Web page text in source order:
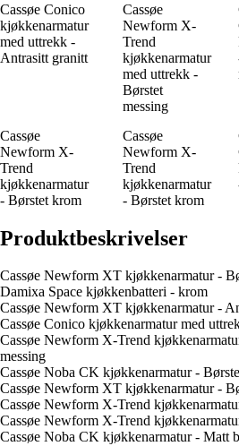
Cassøe Conico
kjøkkenarmatur
med uttrekk -
Antrasitt granitt
Cassøe
Newform X-
Trend
kjøkkenarmatur
med uttrekk -
Børstet
messing
Cassøe
Newform X-
Trend
kjøkkenarmatur
- Børstet krom
Cassøe
Newform X-
Trend
kjøkkenarmatur
- Børstet krom
Produktbeskrivelser
Cassøe Newform XT kjøkkenarmatur -
Damixa Space kjøkkenbatteri - krom
Cassøe Newform XT kjøkkenarmatur -
Cassøe Conico kjøkkenarmatur med
Cassøe Newform X-Trend
messing
Cassøe Noba CK kjøkkenarmatur -
Cassøe Newform XT kjøkkenarmatur -
Cassøe Newform X-Trend
Cassøe Newform X-Trend
Cassøe Noba CK kjøkkenarmatur - Matt